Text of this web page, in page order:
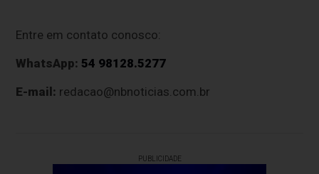
Entre em contato conosco:
WhatsApp: 54 98128.5277
E-mail: redacao@nbnoticias.com.br
PUBLICIDADE